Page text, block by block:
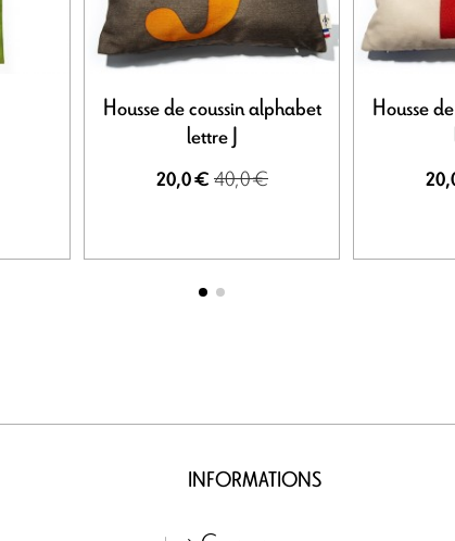
Housse de coussin alphabet
lettre J
20,0 € 40,0 €
Housse
INFORMATIONS